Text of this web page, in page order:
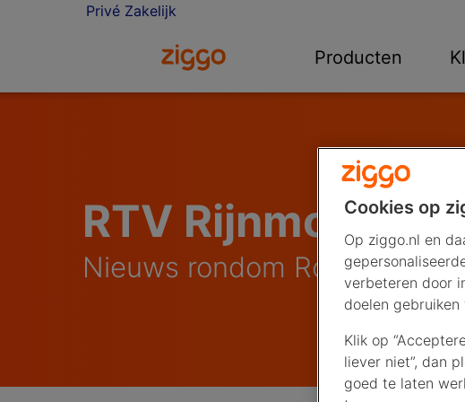
Privé Zakelijk
Ga naar de Ziggo homepageProducten
RTV Rijnmond
Nieuws rondom Rotterdam
Cookies op
Op ziggo.nl en
verbeteren door
doelen
Klik op
liever niet”, dan
goed te laten